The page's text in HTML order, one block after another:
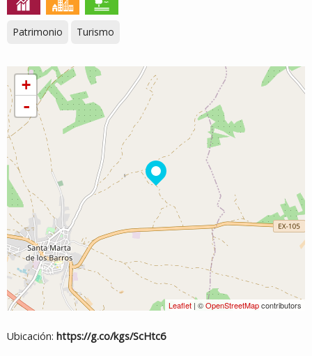
Patrimonio Turismo
+
-
Leaflet | ©OpenStreetMapcontributors
Ubicación: https://g.co/kgs/ScHtc6